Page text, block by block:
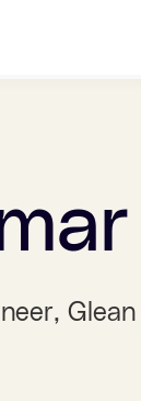
, Glean